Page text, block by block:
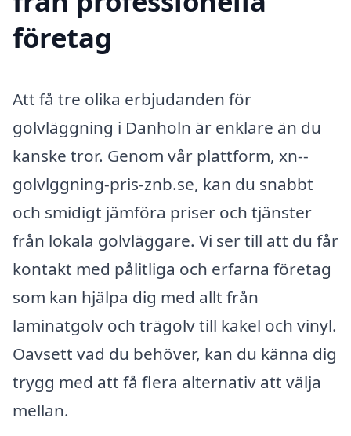
företag
Att få tre olika erbjudanden för
golvläggning i Danholn är enklare än du
kanske tror. Genom vår plattform, xn--
golvlggning-pris-znb.se, kan du snabbt
och smidigt jämföra priser och tjänster
från lokala golvläggare. Vi ser till att du får
kontakt med pålitliga och erfarna företag
som kan hjälpa dig med allt från
laminatgolv och trägolv till kakel och vinyl.
Oavsett vad du behöver, kan du känna dig
trygg med att få flera alternativ att välja
mellan.